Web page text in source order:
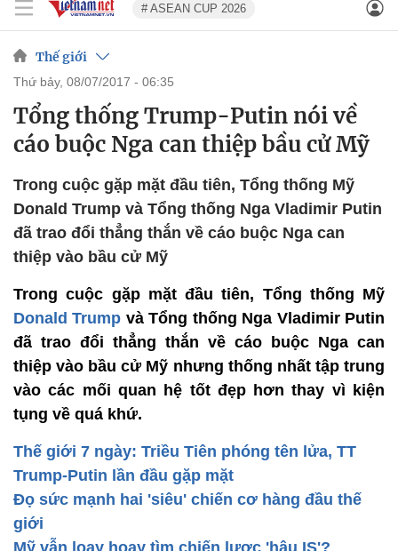
# ASEAN CUP 2026
Thế giới
thứ bảy, 08/07/2017 - 06:35
Tổng thống Trump-Putin nói về
cáo buộc Nga can thiệp bầu cử Mỹ
Trong cuộc gặp mặt đầu tiên, Tổng thống Mỹ
Donald Trump và Tổng thống Nga Vladimir Putin
đã trao đổi thẳng thắn về cáo buộc Nga can
thiệp vào bầu cử Mỹ
Trong cuộc gặp mặt đầu tiên, Tổng thống Mỹ
Donald Trump và Tổng thống Nga Vladimir Putin
đã trao đổi thẳng thắn về cáo buộc Nga can
thiệp vào bầu cử Mỹ nhưng thống nhất tập trung
vào các mối quan hệ tốt đẹp hơn thay vì kiện
tụng về quá khứ.
Thế giới 7 ngày: Triều Tiên phóng tên lửa, TT
Trump-Putin lần đầu gặp mặt
Đọ sức mạnh hai 'siêu' chiến cơ hàng đầu thế
giới
Mỹ vẫn loay hoay tìm chiến lược 'hậu IS'?